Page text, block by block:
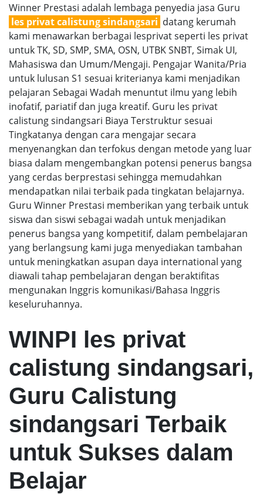
Winner Prestasi adalah lembaga penyedia jasa Guru
les privat calistung sindangsari datang kerumah
kami menawarkan berbagai lesprivat seperti les privat
untuk TK, SD, SMP, SMA, OSN, UTBK SNBT, Simak UI,
Mahasiswa dan Umum/Mengaji. Pengajar Wanita/Pria
untuk lulusan S1 sesuai kriterianya kami menjadikan
pelajaran Sebagai Wadah menuntut ilmu yang lebih
inofatif, pariatif dan juga kreatif. Guru les privat
calistung sindangsari Biaya Terstruktur sesuai
Tingkatanya dengan cara mengajar secara
menyenangkan dan terfokus dengan metode yang luar
biasa dalam mengembangkan potensi penerus bangsa
yang cerdas berprestasi sehingga memudahkan
mendapatkan nilai terbaik pada tingkatan belajarnya.
Guru Winner Prestasi memberikan yang terbaik untuk
siswa dan siswi sebagai wadah untuk menjadikan
penerus bangsa yang kompetitif, dalam pembelajaran
yang berlangsung kami juga menyediakan tambahan
untuk meningkatkan asupan daya international yang
diawali tahap pembelajaran dengan beraktifitas
mengunakan Inggris komunikasi/Bahasa Inggris
keseluruhannya.
WINPI les privat
calistung sindangsari,
Guru Calistung
sindangsari Terbaik
untuk Sukses dalam
Belajar